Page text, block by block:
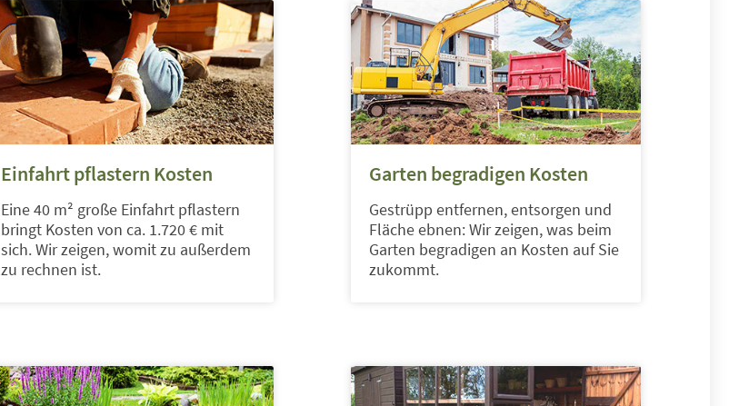
Einfahrt pflastern Kosten
Eine 40 m² große Einfahrt pflastern
bringt Kosten von ca. 1.720 € mit
sich. Wir zeigen, womit zu außerdem
zu rechnen ist.
Garten begradigen Kosten
Gestrüpp entfernen, entsorgen und
Fläche ebnen: Wir zeigen, was beim
Garten begradigen an Kosten auf Sie
zukommt.